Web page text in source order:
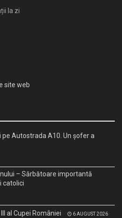
la zi
site web
Autostrada A10. Un șofer a
– Sărbătoare importantă
catolici
al Cupei României 6 AUGUST 2026